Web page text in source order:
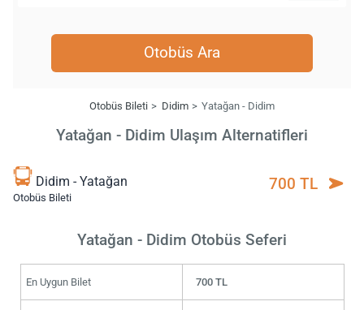
Otobüs Ara
Otobüs Bileti Didim Yatağan - Didim
Yatağan - Didim Ulaşım Alternatifleri
Didim - Yatağan
Otobüs Bileti
700 TL
Yatağan - Didim Otobüs Seferi
En Uygun Bilet 700 TL